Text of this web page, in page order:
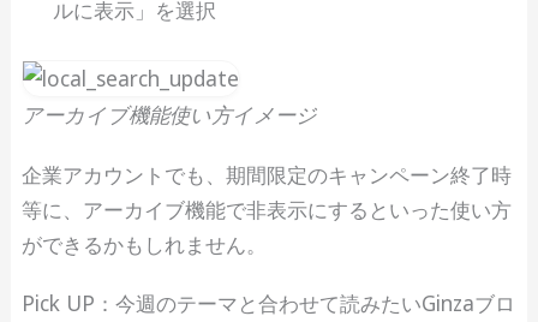
ルに表示」を選択
アーカイブ機能使い方イメージ
企業アカウントでも、期間限定のキャンペーン終了時
等に、アーカイブ機能で非表示にするといった使い方
ができるかもしれません。
Pick UP：今週のテーマと合わせて読みたいGinzaブロ